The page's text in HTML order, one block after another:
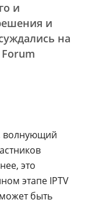
и
и
на
волнующий
это
этапе IPTV
быть